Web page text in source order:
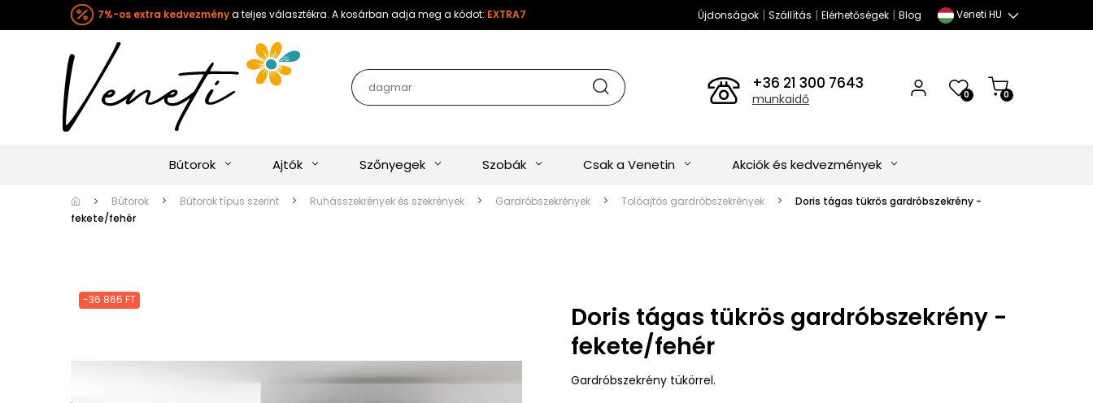
7%-os extra kedvezménya teljes választékra. A kosárban adja meg a kódot: EXTRA7 Újdonságok| Szállítás | Elérhetőségek| Blog Veneti HU
+36 21 300 7643
munkaidő 0 0
Bútorok Ajtók Szőnyegek Szobák Csak a Venetin Akciók és kedvezmények
Bútorok Bútorok típus szerint Ruhásszekrények és szekrények Gardróbszekrények Tolóajtós gardróbszekrények
Doris tágas tükrös gardróbszekrény -
fekete/fehér
-36 865 FT
Doris tágas tükrös gardróbszekrény -
fekete/fehér
Gardróbszekrény tükörrel.